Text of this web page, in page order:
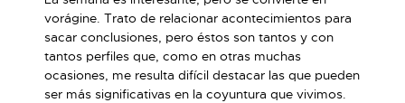
vorágine. Trato de relacionar acontecimientos para
sacar conclusiones, pero éstos son tantos y con
tantos perfiles que, como en otras muchas
ocasiones, me resulta difícil destacar las que pueden
ser más significativas en la coyuntura que vivimos.